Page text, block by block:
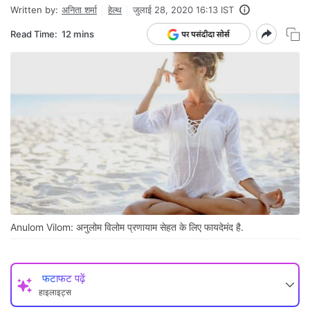
Written by: अनिता शर्मा हेल्थ जुलाई 28, 2020 16:13 IST
Read Time: 12 mins
Anulom Vilom: अनुलोम विलोम प्रणायाम सेहत के लिए फायदेमंद है.
फटाफट पढ़ें
हाइलाइट्स